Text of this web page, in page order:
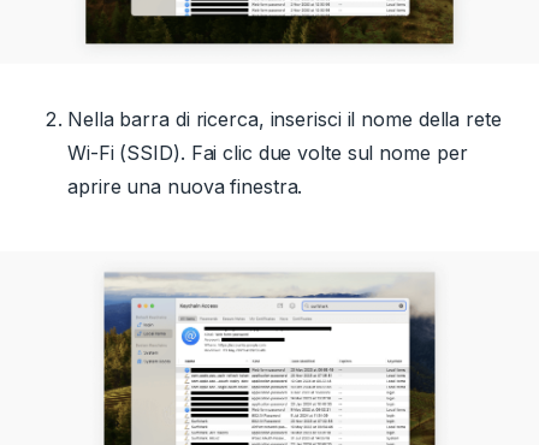
Nella barra di ricerca, inserisci il nome della rete
Wi-Fi (SSID). Fai clic due volte sul nome per
aprire una nuova finestra.